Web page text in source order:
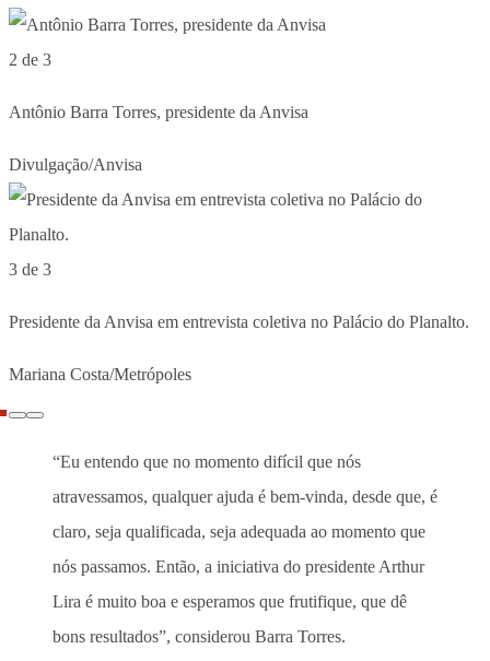
2 de 3
Antônio Barra Torres, presidente da Anvisa
Divulgação/Anvisa
3 de 3
Presidente da Anvisa em entrevista coletiva no Palácio do Planalto.
Mariana Costa/Metrópoles
“Eu entendo que no momento difícil que nós
atravessamos, qualquer ajuda é bem-vinda, desde que, é
claro, seja qualificada, seja adequada ao momento que
nós passamos. Então, a iniciativa do presidente Arthur
Lira é muito boa e esperamos que frutifique, que dê
bons resultados”, considerou Barra Torres.